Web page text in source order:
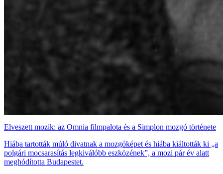
Elveszett mozik: az Omnia filmpalota és a Simplon mozgó története
Hiába tartották múló divatnak a mozgóképet és hiába kiáltották ki „a
polgári mocsarasítás legkiválóbb eszközének”, a mozi pár év alatt
meghódította Budapestet.